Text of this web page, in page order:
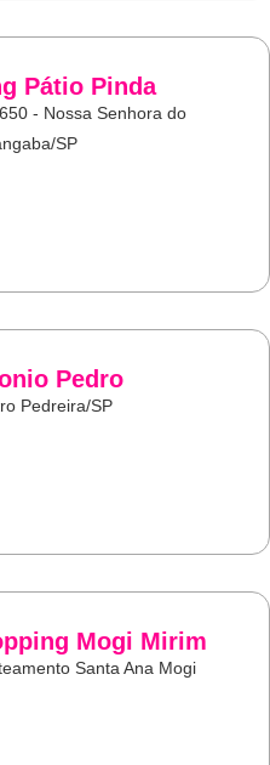
Pátio Pinda
- Nossa Senhora do
SP
Pedro
Pedreira/SP
Mogi Mirim
Santa Ana Mogi